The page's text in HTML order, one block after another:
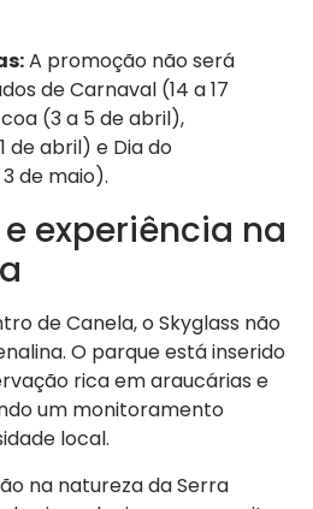
A promoção não será
de Carnaval (14 a 17
(3 a 5 de abril),
de abril) e Dia do
de maio).
experiência na
de Canela, o Skyglass não
O parque está inserido
rica em araucárias e
um monitoramento
local.
na natureza da Serra